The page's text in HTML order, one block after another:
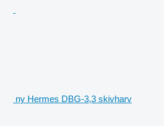
ny Hermes DBG-3,3 skivharv